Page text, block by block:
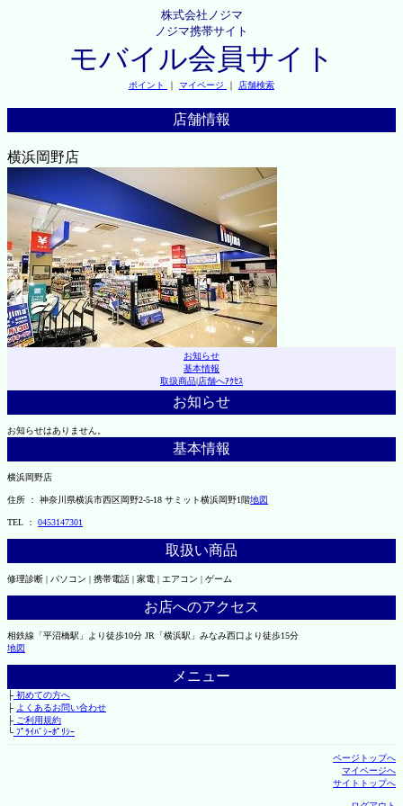
株式会社ノジマ
ノジマ携帯サイト
モバイル会員サイト
ポイント ｜ マイページ ｜ 店舗検索
店舗情報
横浜岡野店
お知らせ
基本情報
取扱商品|店舗へｱｸｾｽ
お知らせ
お知らせはありません。
基本情報
横浜岡野店
住所 ： 神奈川県横浜市西区岡野2-5-18 サミット横浜岡野1階地図
TEL ： 0453147301
取扱い商品
修理診断 | パソコン | 携帯電話 | 家電 | エアコン | ゲーム
お店へのアクセス
相鉄線「平沼橋駅」より徒歩10分 JR「横浜駅」みなみ西口より徒歩15分
地図
メニュー
├初めての方へ
├ よくあるお問い合わせ
├ご利用規約
└ﾌﾟﾗｲﾊﾞｼｰﾎﾟﾘｼｰ
ページトップへ
マイページへ
サイトトップへ